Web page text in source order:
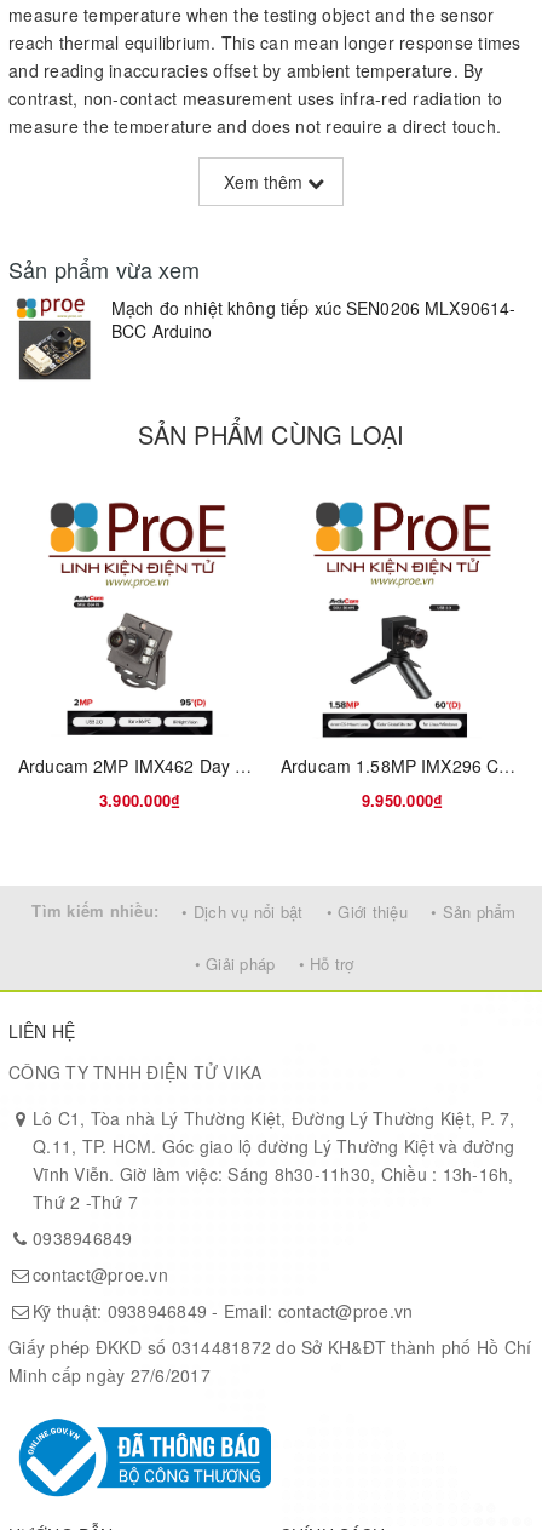
measure temperature when the testing object and the sensor
reach thermal equilibrium. This can mean longer response times
and reading inaccuracies offset by ambient temperature. By
contrast, non-contact measurement uses infra-red radiation to
measure the temperature and does not require a direct touch.
Additionally, this method of measurement can be read quickly and
used for medical, environmental monitoring, home automation,
automotive electronic, aerospace and military applications.
Our latest infrared temperature measurement module is the
MLX90614. This module measures the surface temperature by
The IR temperature probe consists of an optical system,
field of view and the infrared radiation energy is converted in to
corresponding electrical signals when converging on the
photoelectric detector. After being processed by the amplifier and
signal processing circuit, the signal is converted in to a
temperature value. The MLX90614 is self calibrating and has a
low noise amplifier integrated in to the signal processing chip. The
chip itself is a 17 bit ADC and DSP device, giving accurate and
reliable results.
Xem thêm
Sản phẩm vừa xem
Mạch đo nhiệt không tiếp xúc SEN0206 MLX90614-
BCC Arduino
SẢN PHẨM CÙNG LOẠI
Arducam 2MP IMX462 Day and IR Night Vision USB Camera with Metal Case
3.900.000₫
Arducam 1.58MP IMX296 Color Global Shutter USB 3.0 Camera Module
9.950.000₫
Tìm kiếm nhiều: • Dịch vụ nổi bật • Giới thiệu • Sản phẩm
• Giải pháp • Hỗ trợ
LIÊN HỆ
CÔNG TY TNHH ĐIỆN TỬ VIKA
Lô C1, Tòa nhà Lý Thường Kiệt, Đường Lý Thường Kiệt, P. 7,
Q.11, TP. HCM. Góc giao lộ đường Lý Thường Kiệt và đường
Vĩnh Viễn. Giờ làm việc: Sáng 8h30-11h30, Chiều : 13h-16h,
Thứ 2 -Thứ 7
0938946849
contact@proe.vn
Kỹ thuật: 0938946849 - Email: contact@proe.vn
Giấy phép ĐKKD số 0314481872 do Sở KH&ĐT thành phố Hồ Chí
Minh cấp ngày 27/6/2017